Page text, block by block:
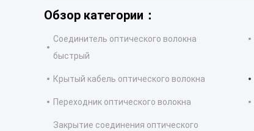
Обзор категории：
Соединитель оптического волокна
быстрый
Крытый кабель оптического волокна
Переходник оптического волокна
Закрытие соединения оптического